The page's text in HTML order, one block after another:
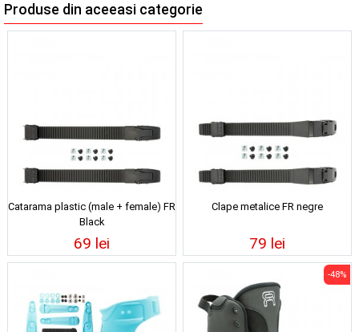
Produse din aceeasi categorie
Catarama plastic (male + female) FR
Black
69 lei
Clape metalice FR negre
79 lei
-48%